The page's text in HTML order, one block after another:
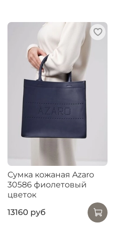
Сумка кожаная Azaro
30586 фиолетовый
цветок
13160 руб